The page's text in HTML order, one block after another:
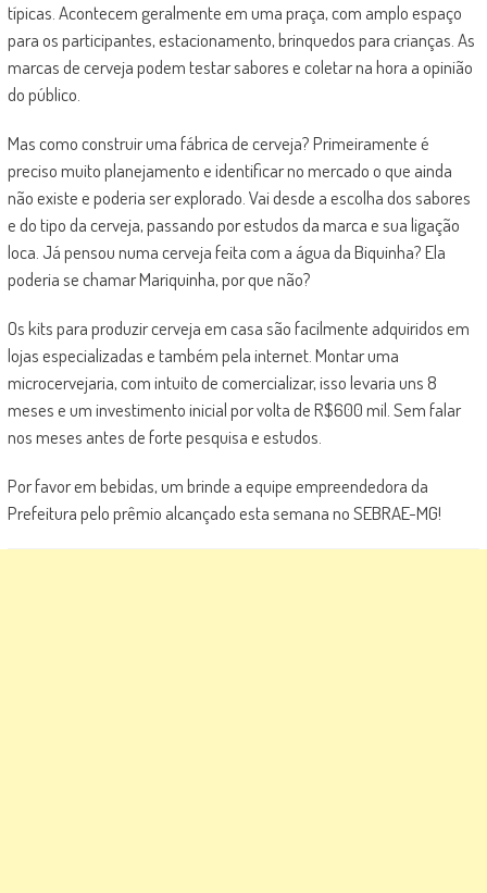
típicas. Acontecem geralmente em uma praça, com amplo espaço
para os participantes, estacionamento, brinquedos para crianças. As
marcas de cerveja podem testar sabores e coletar na hora a opinião
do público.
Mas como construir uma fábrica de cerveja? Primeiramente é
preciso muito planejamento e identificar no mercado o que ainda
não existe e poderia ser explorado. Vai desde a escolha dos sabores
e do tipo da cerveja, passando por estudos da marca e sua ligação
loca. Já pensou numa cerveja feita com a água da Biquinha? Ela
poderia se chamar Mariquinha, por que não?
Os kits para produzir cerveja em casa são facilmente adquiridos em
lojas especializadas e também pela internet. Montar uma
microcervejaria, com intuito de comercializar, isso levaria uns 8
meses e um investimento inicial por volta de R$600 mil. Sem falar
nos meses antes de forte pesquisa e estudos.
Por favor em bebidas, um brinde a equipe empreendedora da
Prefeitura pelo prêmio alcançado esta semana no SEBRAE-MG!